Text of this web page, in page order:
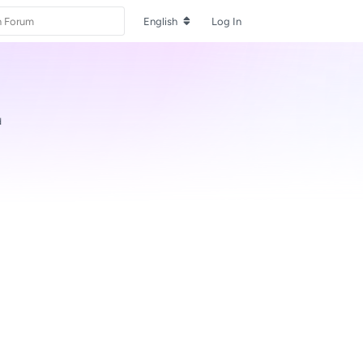
English Log In